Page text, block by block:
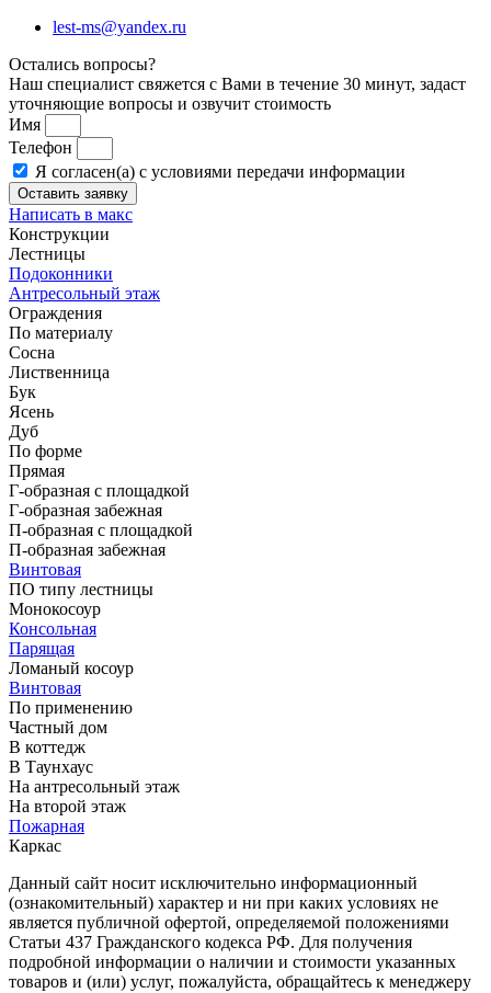
lest-ms@yandex.ru
Остались вопросы?
Наш специалист свяжется с Вами в течение 30 минут, задаст
уточняющие вопросы и озвучит стоимость
Имя
Телефон
Я согласен(а) с условиями передачи информации
Оставить заявку
Написать в макс
Конструкции
Лестницы
Подоконники
Антресольный этаж
Ограждения
По материалу
Сосна
Лиственница
Бук
Ясень
Дуб
По форме
Прямая
Г-образная с площадкой
Г-образная забежная
П-образная с площадкой
П-образная забежная
Винтовая
ПО типу лестницы
Монокосоур
Консольная
Парящая
Ломаный косоур
Винтовая
По применению
Частный дом
В коттедж
В Таунхаус
На антресольный этаж
На второй этаж
Пожарная
Каркас
Данный сайт носит исключительно информационный
(ознакомительный) характер и ни при каких условиях не
является публичной офертой, определяемой положениями
Статьи 437 Гражданского кодекса РФ. Для получения
подробной информации о наличии и стоимости указанных
товаров и (или) услуг, пожалуйста, обращайтесь к менеджеру